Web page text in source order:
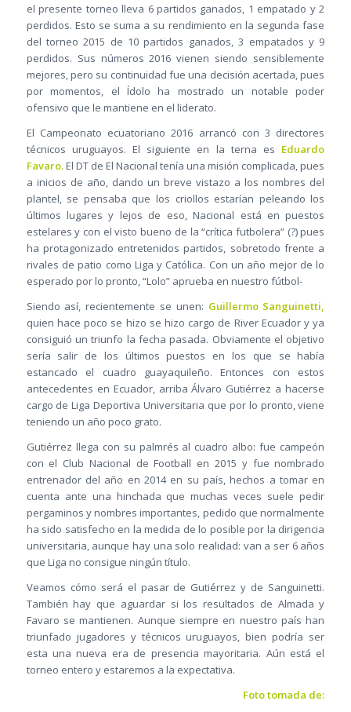
el presente torneo lleva 6 partidos ganados, 1 empatado y 2
perdidos. Esto se suma a su rendimiento en la segunda fase
del torneo 2015 de 10 partidos ganados, 3 empatados y 9
perdidos. Sus números 2016 vienen siendo sensiblemente
mejores, pero su continuidad fue una decisión acertada, pues
por momentos, el Ídolo ha mostrado un notable poder
ofensivo que le mantiene en el liderato.
El Campeonato ecuatoriano 2016 arrancó con 3 directores
técnicos uruguayos. El siguiente en la terna es Eduardo
Favaro.El DT de El Nacional tenía una misión complicada, pues
a inicios de año, dando un breve vistazo a los nombres del
plantel, se pensaba que los criollos estarían peleando los
últimos lugares y lejos de eso, Nacional está en puestos
estelares y con el visto bueno de la “crítica futbolera” (?) pues
ha protagonizado entretenidos partidos, sobretodo frente a
rivales de patio como Liga y Católica. Con un año mejor de lo
esperado por lo pronto, “Lolo” aprueba en nuestro fútbol-
Siendo así, recientemente se unen: Guillermo Sanguinetti,
quien hace poco se hizo se hizo cargo de River Ecuador y ya
consiguió un triunfo la fecha pasada. Obviamente el objetivo
sería salir de los últimos puestos en los que se había
estancado el cuadro guayaquileño. Entonces con estos
antecedentes en Ecuador, arriba Álvaro Gutiérrez a hacerse
cargo de Liga Deportiva Universitaria que por lo pronto, viene
teniendo un año poco grato.
Gutiérrez llega con su palmrés al cuadro albo: fue campeón
con el Club Nacional de Football en 2015 y fue nombrado
entrenador del año en 2014 en su país, hechos a tomar en
cuenta ante una hinchada que muchas veces suele pedir
pergaminos y nombres importantes, pedido que normalmente
ha sido satisfecho en la medida de lo posible por la dirigencia
universitaria, aunque hay una solo realidad: van a ser 6 años
que Liga no consigue ningún título.
Veamos cómo será el pasar de Gutiérrez y de Sanguinetti.
También hay que aguardar si los resultados de Almada y
Favaro se mantienen. Aunque siempre en nuestro país han
triunfado jugadores y técnicos uruguayos, bien podría ser
esta una nueva era de presencia mayoritaria. Aún está el
torneo entero y estaremos a la expectativa.
Foto tomada de: